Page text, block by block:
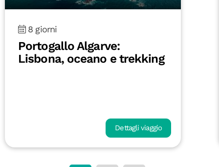
8 giorni
Portogallo Algarve:
Lisbona, oceano e trekking
Dettagli viaggio